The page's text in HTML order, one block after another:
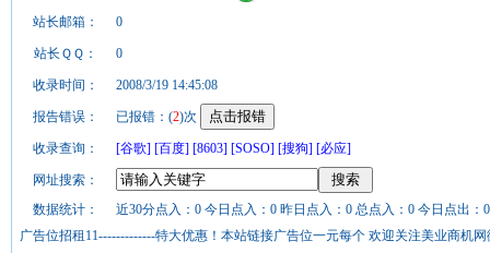
站长邮箱： 0
站长ＱＱ： 0
收录时间： 2008/3/19 14:45:08
报告错误： 已报错：(2)次
收录查询： [谷歌] [百度] [8603] [SOSO] [搜狗] [必应]
网址搜索：
数据统计：
近30分点入：0 今日点入：0 昨日点入：0 总点入：0 今日点出：
广告位招租11-------------特大优惠！本站链接广告位一元每个 欢迎关注美业商机